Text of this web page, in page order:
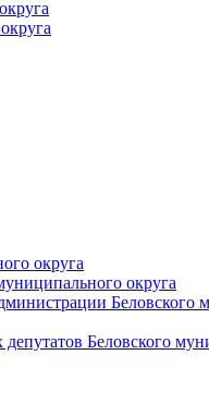
округа
округа
Беловского
Беловского